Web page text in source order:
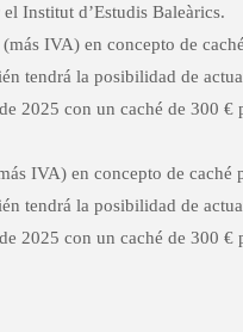
Institut d’Estudis Baleàrics.
IVA) en concepto de
tendrá la posibilidad de
2025 con un caché de 300 €
IVA) en concepto de caché
tendrá la posibilidad de
2025 con un caché de 300 €